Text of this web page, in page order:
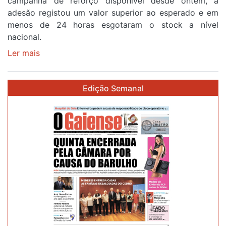
da
87ª
Volta
adesão registou um valor superior ao esperado e em
menos de 24 horas esgotaram o stock a nível
nacional.
Ler mais
eclipse
solar
esgotam
menos
horas
após
Edição Semanal